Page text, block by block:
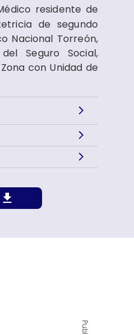
residente de
de segundo
Nacional Torreón,
Seguro Social,
con Unidad de